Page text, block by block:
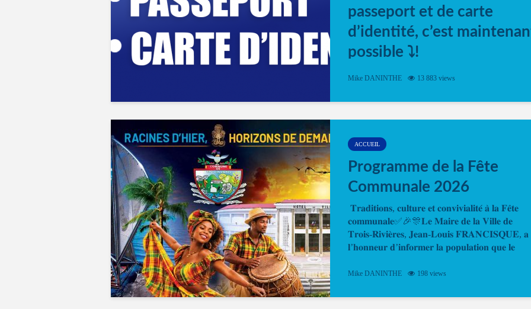
passeport et de carte
d’identité, c’est
possible ⤵️!
Désormais, il est possible de prendre rendez-
Mike DANINTHE 13 883 views
ACCUEIL
Programme de la Fête
Communale 2026
𝐓𝐫𝐚𝐝𝐢𝐭𝐢𝐨𝐧𝐬, 𝐜𝐮𝐥𝐭𝐮𝐫𝐞 𝐞𝐭 𝐜𝐨𝐧𝐯𝐢𝐯𝐢𝐚𝐥𝐢𝐭𝐞́ 𝐚̀ 𝐥𝐚 𝐅𝐞̂𝐭𝐞
𝐜𝐨𝐦𝐦𝐮𝐧𝐚𝐥𝐞✅🎉🎊𝐋𝐞 𝐌𝐚𝐢𝐫𝐞 𝐝𝐞 𝐥𝐚 𝐕𝐢𝐥𝐥𝐞 𝐝𝐞
𝐓𝐫𝐨𝐢𝐬-𝐑𝐢𝐯𝐢𝐞̀𝐫𝐞𝐬, 𝐉𝐞𝐚𝐧-𝐋𝐨𝐮𝐢𝐬 𝐅𝐑𝐀𝐍𝐂𝐈𝐒𝐐𝐔𝐄, 𝐚
𝐥’𝐡𝐨𝐧𝐧𝐞𝐮𝐫 𝐝’𝐢𝐧𝐟𝐨𝐫𝐦𝐞𝐫 𝐥𝐚 𝐩𝐨𝐩𝐮𝐥𝐚𝐭𝐢𝐨𝐧 𝐪𝐮𝐞 𝐥𝐞
Mike DANINTHE 198 views